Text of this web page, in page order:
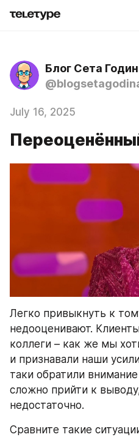
Блог Сета
July 16, 2025
Легко привыкнуть к
недооценивают.
коллеги – как же мы
и признавали наши
таки обратили
сложно прийти к
недостаточно.
Сравните такие